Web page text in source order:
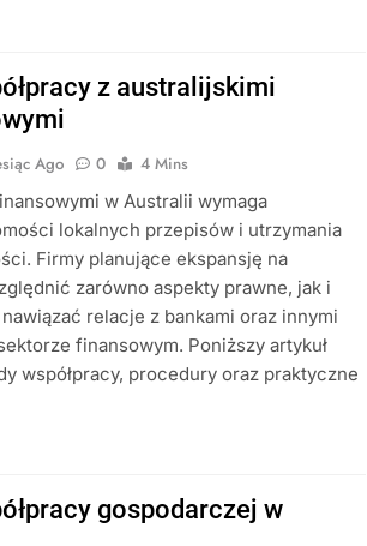
z australijskimi
Ago 0
4 Mins
w Australii wymaga
lokalnych przepisów i utrzymania
Firmy planujące ekspansję na
zarówno aspekty prawne, jak i
relacje z bankami oraz innymi
finansowym. Poniższy artykuł
współpracy, procedury oraz praktyczne
gospodarczej w